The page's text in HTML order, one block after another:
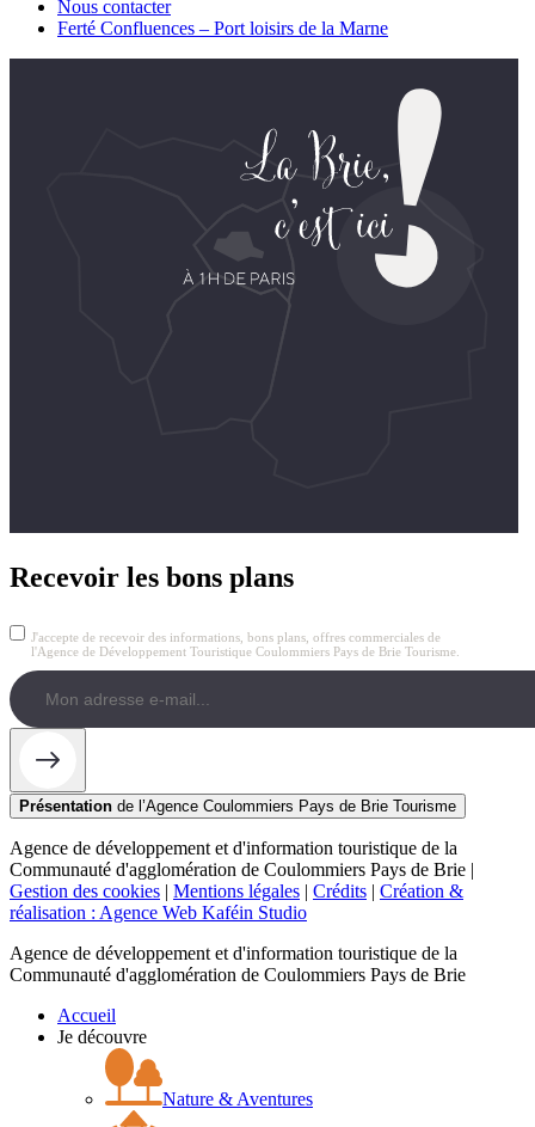
Nous contacter
Ferté Confluences – Port loisirs de la Marne
Recevoir les bons plans
J'accepte de recevoir des informations, bons plans, offres commerciales de
l'Agence de Développement Touristique Coulommiers Pays de Brie Tourisme.
Présentation de l’Agence Coulommiers Pays de Brie Tourisme
Agence de développement et d'information touristique de la
Communauté d'agglomération de Coulommiers Pays de Brie |
Gestion des cookies | Mentions légales | Crédits | Création &
réalisation : Agence Web Kaféin Studio
Agence de développement et d'information touristique de la
Communauté d'agglomération de Coulommiers Pays de Brie
Accueil
Je découvre
Nature & Aventures